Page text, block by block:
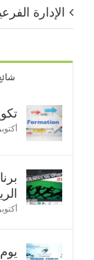
الإدارة
أكتوبر 29th, 2015
أكتوبر 3rd, 2017